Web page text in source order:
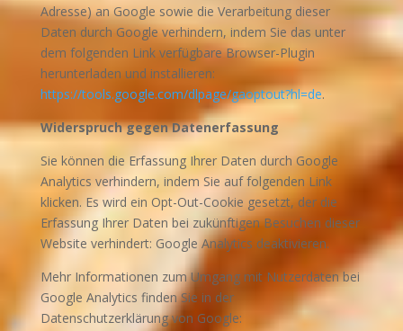
Adresse) an Google sowie die Verarbeitung dieser
Daten durch Google verhindern, indem Sie das unter
dem folgenden Link verfügbare Browser-Plugin
herunterladen und installieren:
https://tools.google.com/dlpage/gaoptout?hl=de.
Widerspruch gegen Datenerfassung
Sie können die Erfassung Ihrer Daten durch Google
Analytics verhindern, indem Sie auf folgenden Link
klicken. Es wird ein Opt-Out-Cookie gesetzt, der die
Erfassung Ihrer Daten bei zukünftigen Besuchen dieser
Website verhindert: Google Analytics deaktivieren.
Mehr Informationen zum Umgang mit Nutzerdaten bei
Google Analytics finden Sie in der
Datenschutzerklärung von Google: